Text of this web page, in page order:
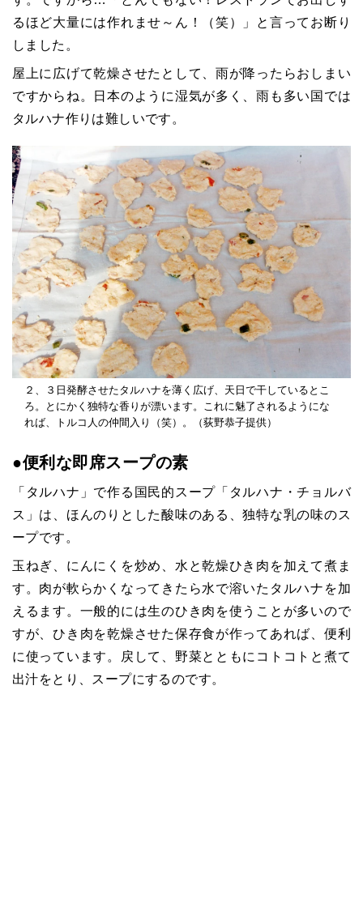
るほど大量には作れませ～ん！（笑）」と言ってお断り
しました。
屋上に広げて乾燥させたとして、雨が降ったらおしまい
ですからね。日本のように湿気が多く、雨も多い国では
タルハナ作りは難しいです。
２、３日発酵させたタルハナを薄く広げ、天日で干しているとこ
ろ。とにかく独特な香りが漂います。これに魅了されるようにな
れば、トルコ人の仲間入り（笑）。（荻野恭子提供）
●便利な即席スープの素
「タルハナ」で作る国民的スープ「タルハナ・チョルバ
ス」は、ほんのりとした酸味のある、独特な乳の味のス
ープです。
玉ねぎ、にんにくを炒め、水と乾燥ひき肉を加えて煮ま
す。肉が軟らかくなってきたら水で溶いたタルハナを加
えるます。一般的には生のひき肉を使うことが多いので
すが、ひき肉を乾燥させた保存食が作ってあれば、便利
に使っています。戻して、野菜とともにコトコトと煮て
出汁をとり、スープにするのです。